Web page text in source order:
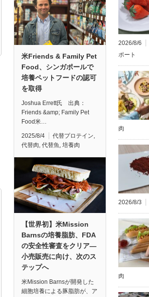
米Friends & Family Pet
Food、シンガポールで
培養ペットフードの認可
を取得
Joshua Errett氏 出典：
Friends &amp; Family Pet
Food米…
2025/8/4 代替プロテイン,
代替肉, 代替魚, 培養肉
【世界初】米Mission
Barnsの培養脂肪、FDA
の安全性審査をクリア—
小売販売に向け、次のス
テップへ
米Mission Barnsが開発した
細胞培養による豚脂肪が、ア
2026/8/6
ポート
肉
2026/8/3
肉